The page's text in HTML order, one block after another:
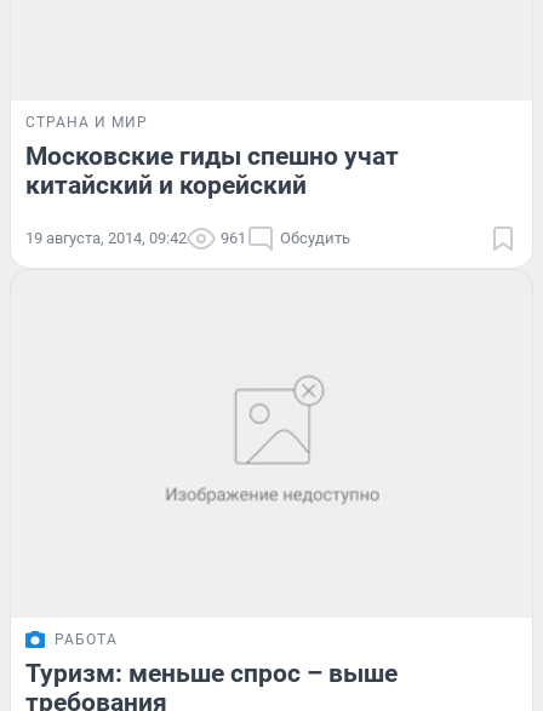
СТРАНА И МИР
Московские гиды спешно учат
китайский и корейский
19 августа, 2014, 09:42 961 Обсудить
РАБОТА
Туризм: меньше спрос – выше
требования